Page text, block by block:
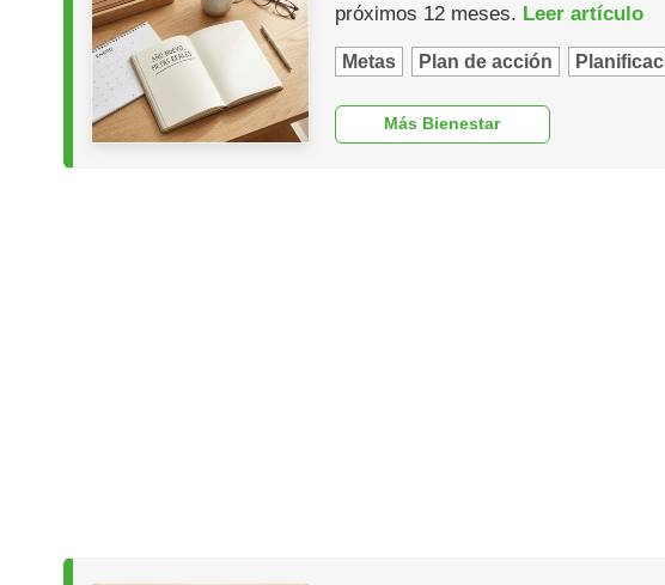
próximos 12 meses. Leer artículo
Metas Plan de acción
Más Bienestar